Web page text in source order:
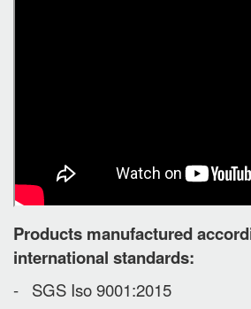
Products manufactured
international standards:
- SGS Iso 9001:2015